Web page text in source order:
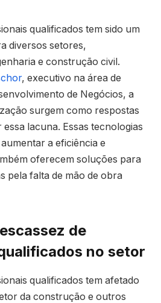
qualificados tem sido um
diversos setores,
e construção civil.
, executivo na área de
de Negócios, a
surgem como respostas
lacuna. Essas tecnologias
a eficiência e
oferecem soluções para
pela falta de mão de obra
de
no setor
qualificados tem afetado
da construção e outros